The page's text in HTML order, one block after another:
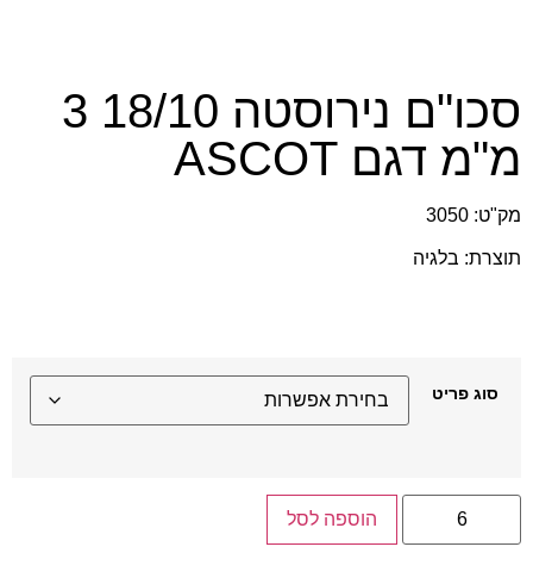
סכו"ם נירוסטה 18/10 3
מ"מ דגם ASCOT
מק"ט: 3050
תוצרת: בלגיה
סוג פריט
הוספה לסל